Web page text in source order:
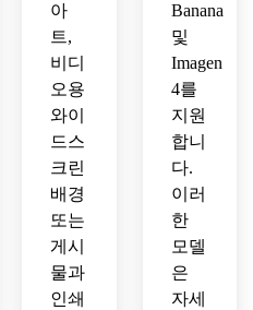
아
트,
비디
오용
와이
드스
크린
배경
또는
게시
물과
인쇄
Banana
및
Imagen
4를
지원
합니
다.
이러
한
모델
은
자세